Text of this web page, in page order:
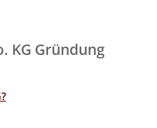
KG Gründung